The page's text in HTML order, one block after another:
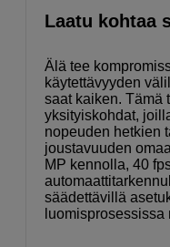
Laatu kohtaa
Älä tee
käytettävyyden
saat kaiken. Tämä
yksityiskohdat,
nopeuden hetkien
joustavuuden
MP kennolla, 40
säädettävillä
luomisprosessissa